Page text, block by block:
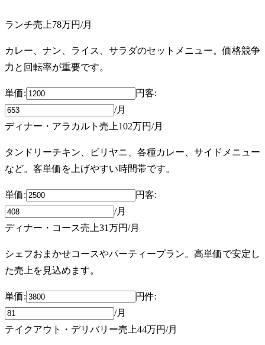
ランチ売上78万円/月
カレー、ナン、ライス、サラダのセットメニュー。価格競争
力と回転率が重要です。
単価: 円客:
/月
ディナー・アラカルト売上102万円/月
タンドリーチキン、ビリヤニ、各種カレー、サイドメニュー
など。客単価を上げやすい時間帯です。
単価: 円客:
/月
ディナー・コース売上31万円/月
シェフおまかせコースやパーティープラン。高単価で安定し
た売上を見込めます。
単価: 円件:
/月
テイクアウト・デリバリー売上44万円/月